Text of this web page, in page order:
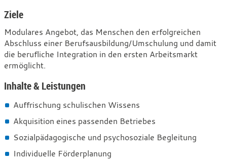
Ziele
Modulares Angebot, das Menschen den erfolgreichen
Abschluss einer Berufsausbildung/Umschulung und damit
die berufliche Integration in den ersten Arbeitsmarkt
ermöglicht.
Inhalte & Leistungen
Auffrischung schulischen Wissens
Akquisition eines passenden Betriebes
Sozialpädagogische und psychosoziale Begleitung
Individuelle Förderplanung